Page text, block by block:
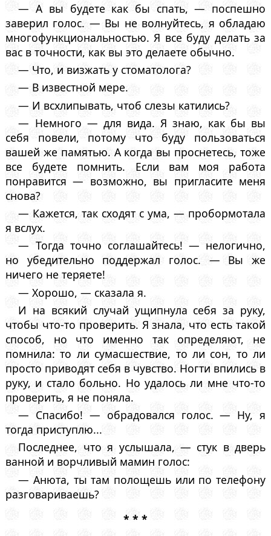
— А вы будете как бы спать, — поспешно
заверил голос. — Вы не волнуйтесь, я обладаю
многофункциональностью. Я все буду делать за
вас в точности, как вы это делаете обычно.
— Что, и визжать у стоматолога?
— В известной мере.
— И всхлипывать, чтоб слезы катились?
— Немного — для вида. Я знаю, как бы вы
себя повели, потому что буду пользоваться
вашей же памятью. А когда вы проснетесь, тоже
все будете помнить. Если вам моя работа
понравится — возможно, вы пригласите меня
снова?
— Кажется, так сходят с ума, — пробормотала
я вслух.
— Тогда точно соглашайтесь! — нелогично,
но убедительно поддержал голос. — Вы же
ничего не теряете!
— Хорошо, — сказала я.
И на всякий случай ущипнула себя за руку,
чтобы что-то проверить. Я знала, что есть такой
способ, но что именно так определяют, не
помнила: то ли сумасшествие, то ли сон, то ли
просто приводят себя в чувство. Ногти впились в
руку, и стало больно. Но удалось ли мне что-то
проверить, я не поняла.
— Спасибо! — обрадовался голос. — Ну, я
тогда приступлю...
Последнее, что я услышала, — стук в дверь
ванной и ворчливый мамин голос:
— Анюта, ты там полощешь или по телефону
разговариваешь?
* * *